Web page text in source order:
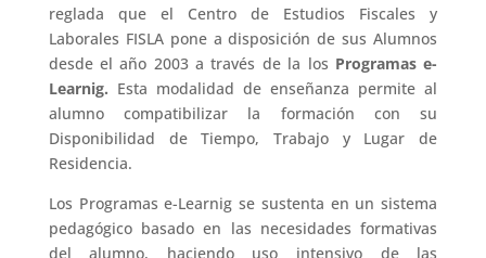
reglada que el Centro de Estudios Fiscales y
Laborales FISLA pone a disposición de sus Alumnos
desde el año 2003 a través de la los Programas e-
Learnig. Esta modalidad de enseñanza permite al
alumno compatibilizar la formación con su
Disponibilidad de Tiempo, Trabajo y Lugar de
Residencia.
Los Programas e-Learnig se sustenta en un sistema
pedagógico basado en las necesidades formativas
del alumno, haciendo uso intensivo de las